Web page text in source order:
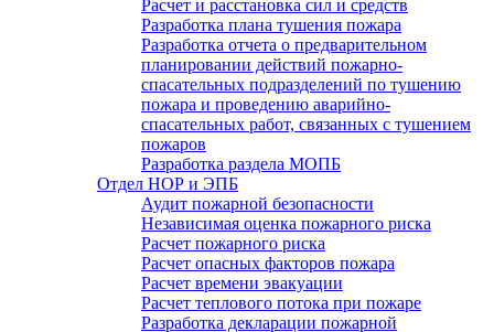
Расчет и расстановка сил и средств
Разработка плана тушения пожара
Разработка отчета о предварительном
планировании действий пожарно-
спасательных подразделений по тушению
пожара и проведению аварийно-
спасательных работ, связанных с тушением
пожаров
Разработка раздела МОПБ
Отдел НОР и ЭПБ
Аудит пожарной безопасности
Независимая оценка пожарного риска
Расчет пожарного риска
Расчет опасных факторов пожара
Расчет времени эвакуации
Расчет теплового потока при пожаре
Разработка декларации пожарной